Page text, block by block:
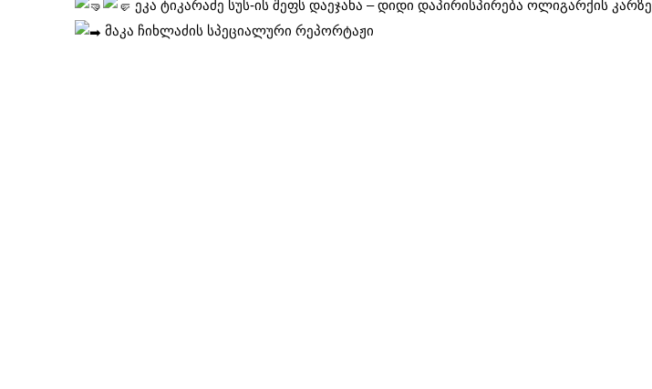
ეკა ტიკარაძე სუს-ის შეფს დაეჯახა – დიდი დაპირისპირება ოლიგარქის კარზე
მაკა ჩიხლაძის სპეციალური რეპორტაჟი